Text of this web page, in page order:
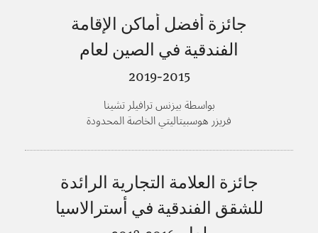
جائزة أفضل أماكن الإقامة
الفندقية في الصين لعام
2015-2019
بواسطة بيزنس ترافيلر تشينا
فريزر هوسبيتاليتي الخاصة المحدودة
جائزة العلامة التجارية الرائدة
للشقق الفندقية في أسترالاسيا